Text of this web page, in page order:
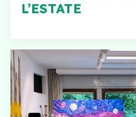
L’ESTATE